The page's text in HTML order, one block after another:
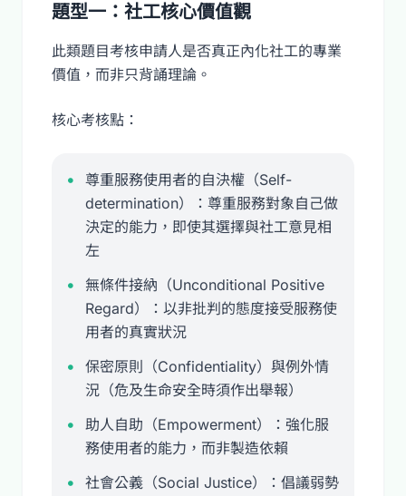
題型一：社工核心價值觀
此類題目考核申請人是否真正內化社工的專業
價值，而非只背誦理論。
核心考核點：
尊重服務使用者的自決權（Self-
determination）：尊重服務對象自己做
決定的能力，即使其選擇與社工意見相
左
無條件接納（Unconditional Positive
Regard）：以非批判的態度接受服務使
用者的真實狀況
保密原則（Confidentiality）與例外情
況（危及生命安全時須作出舉報）
助人自助（Empowerment）：強化服
務使用者的能力，而非製造依賴
社會公義（Social Justice）：倡議弱勢